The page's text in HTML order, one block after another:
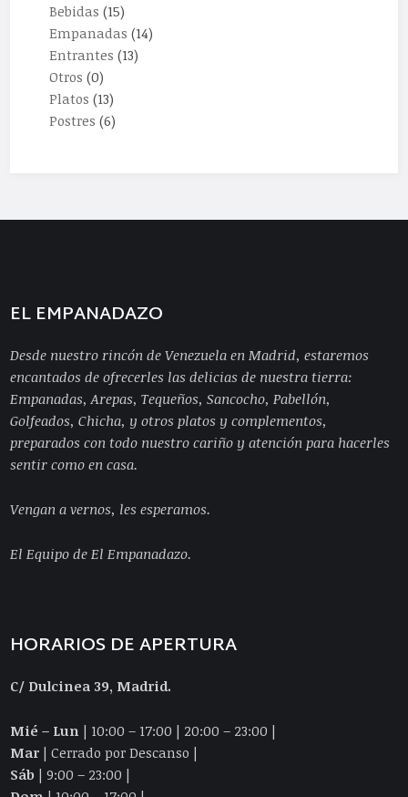
Bebidas (15)
Empanadas (14)
Entrantes (13)
Otros (0)
Platos (13)
Postres (6)
EL EMPANADAZO
Desde nuestro rincón de Venezuela en Madrid, estaremos
encantados de ofrecerles las delicias de nuestra tierra:
Empanadas, Arepas, Tequeños, Sancocho, Pabellón,
Golfeados, Chicha, y otros platos y complementos,
preparados con todo nuestro cariño y atención para hacerles
sentir como en casa.
Vengan a vernos, les esperamos.
El Equipo de El Empanadazo.
HORARIOS DE APERTURA
C/ Dulcinea 39, Madrid.
Mié – Lun | 10:00 – 17:00 | 20:00 – 23:00 |
Mar | Cerrado por Descanso |
Sáb | 9:00 – 23:00 |